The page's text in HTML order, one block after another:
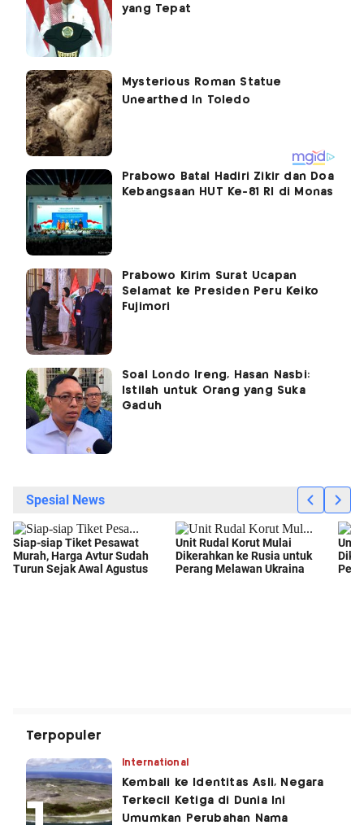
yang Tepat
Prabowo Batal Hadiri Zikir dan Doa
Kebangsaan HUT Ke-81 RI di Monas
Prabowo Kirim Surat Ucapan
Selamat ke Presiden Peru Keiko
Fujimori
Soal Londo Ireng, Hasan Nasbi:
Istilah untuk Orang yang Suka
Gaduh
Terpopuler
International
Kembali ke Identitas Asli, Negara
Terkecil Ketiga di Dunia Ini
Umumkan Perubahan Nama